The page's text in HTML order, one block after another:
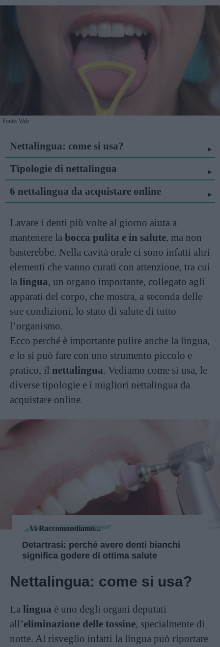
Fonte: Web
Nettalingua: come si usa?
Tipologie di nettalingua
6 nettalingua da acquistare online
Lavare i denti più volte al giorno aiuta a
mantenere la bocca pulita e in salute, ma non
basterebbe. Nella cavità orale ci sono infatti altri
elementi che vanno curati con attenzione, tra cui
la lingua, un organo importante, collegato agli
apparati del corpo, che mostra, a seconda delle
sue condizioni, lo stato di salute di tutto
l’organismo.
Ecco perché è importante pulire anche la lingua,
e lo si può fare con uno strumento piccolo e
pratico, il nettalingua. Vediamo come si usa, le
diverse tipologie e i migliori nettalingua da
acquistare online.
Vi Raccomandiamo...
Detartrasi: perché avere denti bianchi
significa godere di ottima salute
Nettalingua: come si usa?
La lingua è uno degli organi deputati
all’eliminazione delle tossine, specialmente di
notte. Al risveglio infatti la lingua può riportare